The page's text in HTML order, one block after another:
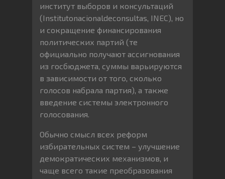
институт выборов и консультаций
(Institutonacionaldeconsultas, INEC), но
и сокращение финансирования
политических партий (те
официально получают ассигнования
из госбюджета, суммы варьируются
в зависимости от того, сколько
голосов набрала партия), а также
введение системы электронного
голосования.
Обычно смысл всех реформ
избирательных систем – улучшение
демократических механизмов, и
чаще всего такие преобразования